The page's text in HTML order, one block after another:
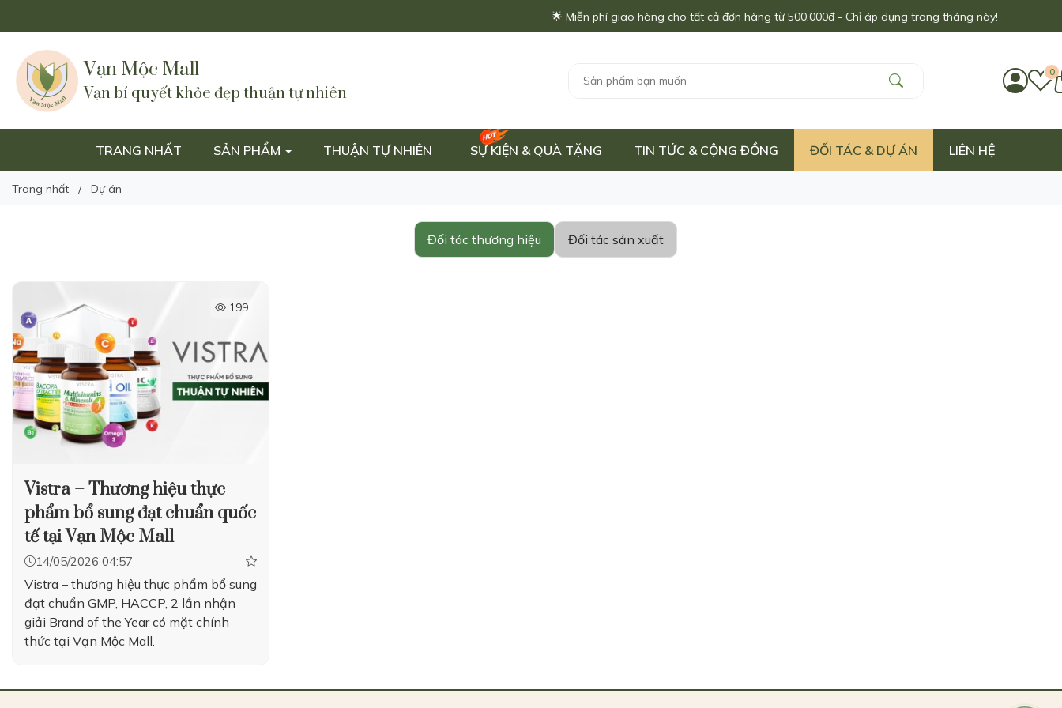
🌟 Miễn phí giao hàng cho tất cả đơn hàng từ 500.000đ - Chỉ áp dụng trong tháng này!
Vạn Mộc Mall
Vạn bí quyết khỏe đẹp thuận tự nhiên
0
TRANG NHẤT SẢN PHẨM THUẬN TỰ NHIÊN SỰ KIỆN & QUÀ TẶNG TIN TỨC & CỘNG ĐỒNG ĐỐI TÁC & DỰ ÁN LIÊN HỆ
Trang nhất Dự án
Đối tác thương hiệu Đối tác sản xuất
199
Vistra – Thương hiệu thực
phẩm bổ sung đạt chuẩn quốc
tế tại Vạn Mộc Mall
14/05/2026 04:57
Vistra – thương hiệu thực phẩm bổ sung
đạt chuẩn GMP, HACCP, 2 lần nhận
giải Brand of the Year có mặt chính
thức tại Vạn Mộc Mall.